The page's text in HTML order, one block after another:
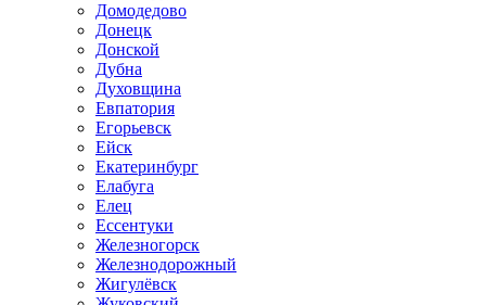
Домодедово
Донецк
Донской
Дубна
Духовщина
Евпатория
Егорьевск
Ейск
Екатеринбург
Елабуга
Елец
Ессентуки
Железногорск
Железнодорожный
Жигулёвск